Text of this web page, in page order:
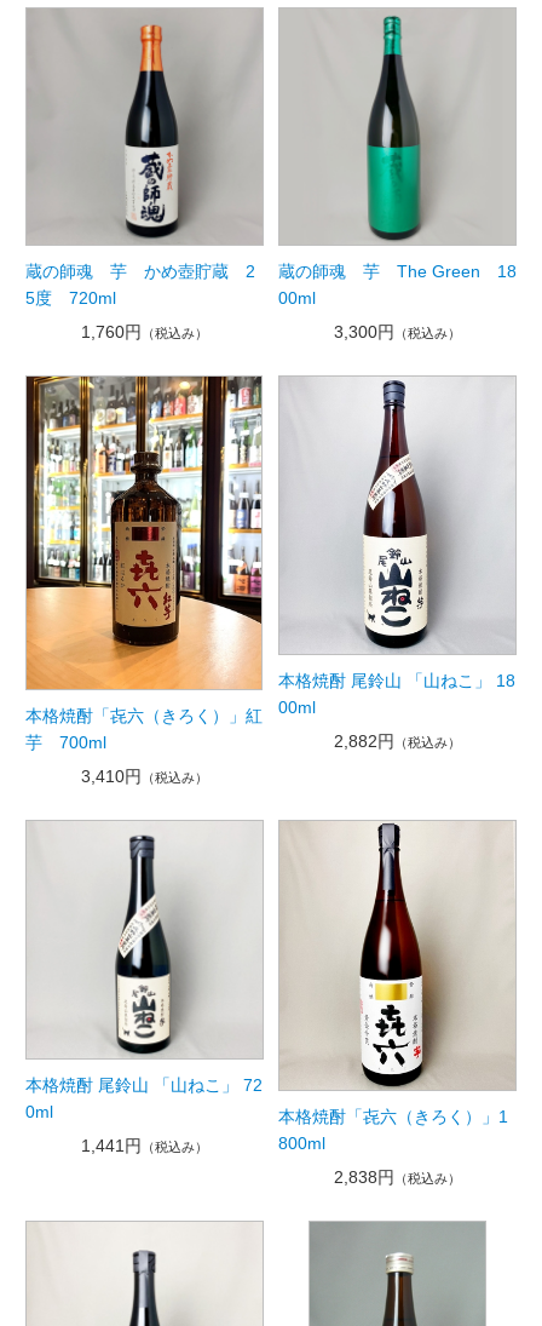
蔵の師魂 芋 かめ壺貯蔵 2
5度 720ml
1,760円
（税込み）
蔵の師魂 芋 The Green 18
00ml
3,300円
（税込み）
本格焼酎「㐂六（きろく）」紅
芋 700ml
3,410円
（税込み）
本格焼酎 尾鈴山 「山ねこ」 18
00ml
2,882円
（税込み）
本格焼酎 尾鈴山 「山ねこ」 72
0ml
1,441円 （税込み）
本格焼酎「㐂六（きろく）」1
800ml
2,838円
（税込み）